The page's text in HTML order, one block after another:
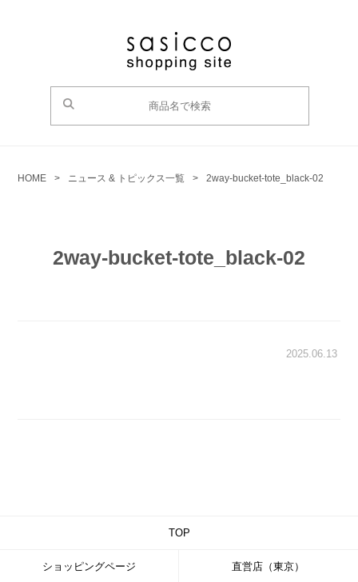
HOME > ニュース & トピックス一覧 > 2way-bucket-tote_black-02
2way-bucket-tote_black-02
2025.06.13
TOP
ショッピングページ 直営店（東京）